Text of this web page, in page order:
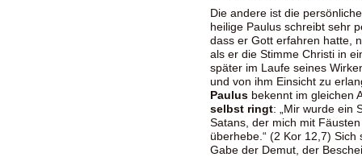
Die andere ist die
heilige Paulus schreibt sehr
dass er Gott erfahren hatte,
als er die Stimme Christi in
später im Laufe seines
und von ihm Einsicht zu
Paulus bekennt im gleichen
selbst ringt: „Mir wurde ein
Satans, der mich mit
überhebe.“ (2 Kor 12,7)
Gabe der Demut, der